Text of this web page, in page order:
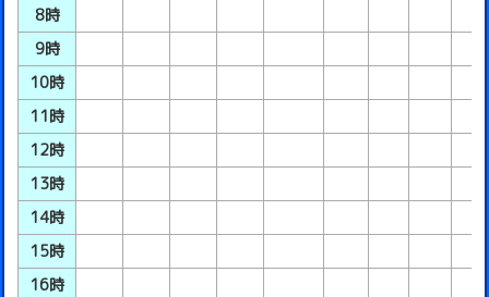
8時
9時
10時
11時
12時
13時
14時
15時
16時